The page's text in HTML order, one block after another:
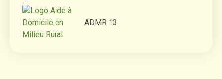
ADMR 13